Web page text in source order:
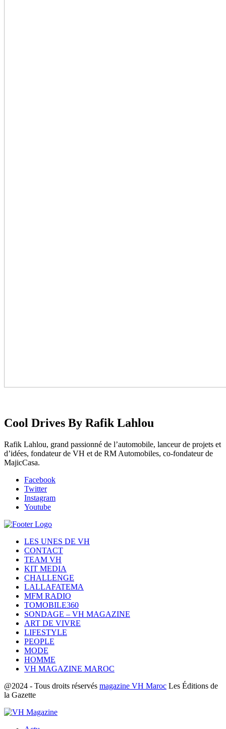
Cool Drives By Rafik Lahlou
Rafik Lahlou, grand passionné de l’automobile, lanceur de projets et
d’idées, fondateur de VH et de RM Automobiles, co-fondateur de
MajicCasa.
Facebook
Twitter
Instagram
Youtube
LES UNES DE VH
CONTACT
TEAM VH
KIT MEDIA
CHALLENGE
LALLAFATEMA
MFM RADIO
TOMOBILE360
SONDAGE – VH MAGAZINE
ART DE VIVRE
LIFESTYLE
PEOPLE
MODE
HOMME
VH MAGAZINE MAROC
@2024 - Tous droits réservés magazine VH Maroc Les Éditions de
la Gazette